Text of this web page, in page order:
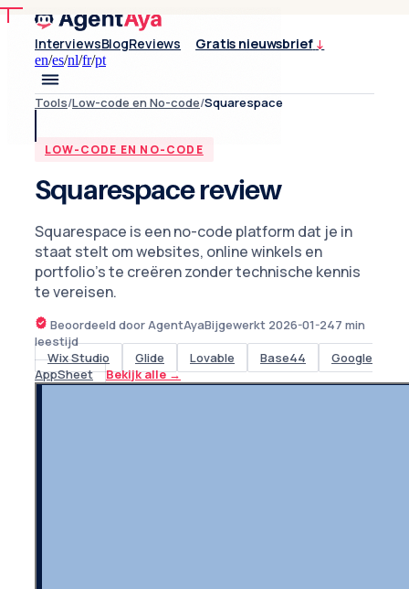
InterviewsBlogReviews Gratis nieuwsbrief ↓
en/es/nl/fr/pt
Tools/Low-code en No-code/Squarespace
LOW-CODE EN NO-CODE
Squarespace review
Squarespace is een no-code platform dat je in
staat stelt om websites, online winkels en
portfolio's te creëren zonder technische kennis
te vereisen.
Beoordeeld door AgentAyaBijgewerkt 2026-01-247 min
leestijd
Wix Studio
Glide Lovable Base44
Google
AppSheet
Bekijk alle→